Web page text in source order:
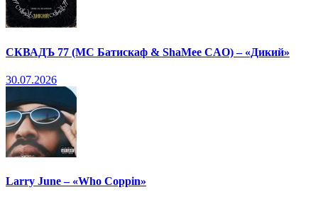
СКВАДЪ 77 (МС Батискаф & ShaMee CAO) – «Дикий»
30.07.2026
Larry June – «Who Coppin»